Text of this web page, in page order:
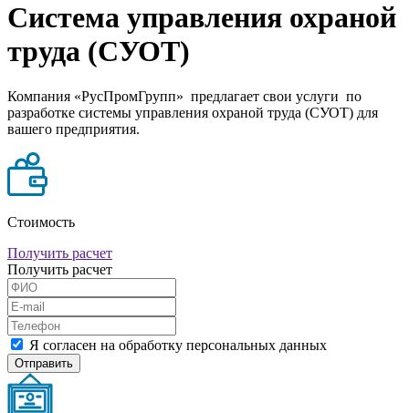
Система управления охраной
труда (СУОТ)
Компания «РусПромГрупп» предлагает свои услуги по
разработке системы управления охраной труда (СУОТ) для
вашего предприятия.
Стоимость
Получить расчет
Получить расчет
Я согласен на обработку персональных данных
Отправить